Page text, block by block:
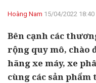
Hoàng Nam 15/04/2022 18:40
Bên cạnh các
rộng quy mô, chào
hãng xe máy, xe
cùng các sản